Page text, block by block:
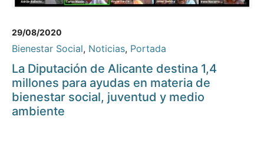
29/08/2020
Bienestar Social, Noticias, Portada
La Diputación de Alicante destina 1,4
millones para ayudas en materia de
bienestar social, juventud y medio
ambiente